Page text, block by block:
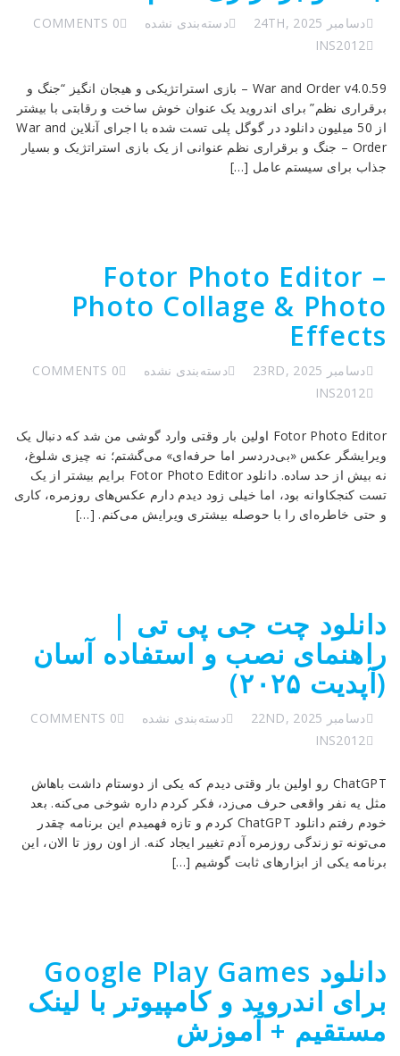
دسامبر 24TH, 2025 دسته‌بندی نشده
0 COMMENTS
INS2012
War and Order v4.0.59 – بازی استراتژیکی و هیجان انگیز “جنگ و
برقراری نظم” برای اندروید یک عنوان خوش ساخت و رقابتی با بیشتر
از 50 میلیون دانلود در گوگل پلی تست شده با اجرای آنلاین War and
Order – جنگ و برقراری نظم عنوانی از یک بازی استراتژیک و بسیار
جذاب برای سیستم عامل […]
Fotor Photo Editor –
Photo Collage & Photo
Effects
دسامبر 23RD, 2025 دسته‌بندی نشده
0 COMMENTS
INS2012
Fotor Photo Editor اولین بار وقتی وارد گوشی من شد که دنبال یک
ویرایشگر عکس «بی‌دردسر اما حرفه‌ای» می‌گشتم؛ نه چیزی شلوغ،
نه بیش از حد ساده. دانلود Fotor Photo Editor برایم بیشتر از یک
تست کنجکاوانه بود، اما خیلی زود دیدم دارم عکس‌های روزمره، کاری
و حتی خاطره‌ای را با حوصله بیشتری ویرایش می‌کنم. […]
دانلود چت جی پی تی |
راهنمای نصب و استفاده آسان
(آپدیت ۲۰۲۵)
دسامبر 22ND, 2025 دسته‌بندی نشده
0 COMMENTS
INS2012
ChatGPT رو اولین بار وقتی دیدم که یکی از دوستام داشت باهاش
مثل یه نفر واقعی حرف می‌زد، فکر کردم داره شوخی می‌کنه. بعد
خودم رفتم دانلود ChatGPT کردم و تازه فهمیدم این برنامه چقدر
می‌تونه تو زندگی روزمره آدم تغییر ایجاد کنه. از اون روز تا الان، این
برنامه یکی از ابزارهای ثابت گوشیم […]
دانلود Google Play Games
برای اندروید و کامپیوتر با لینک
مستقیم + آموزش